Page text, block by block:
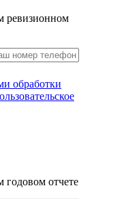
ревизионном
обработки
годовом отчете